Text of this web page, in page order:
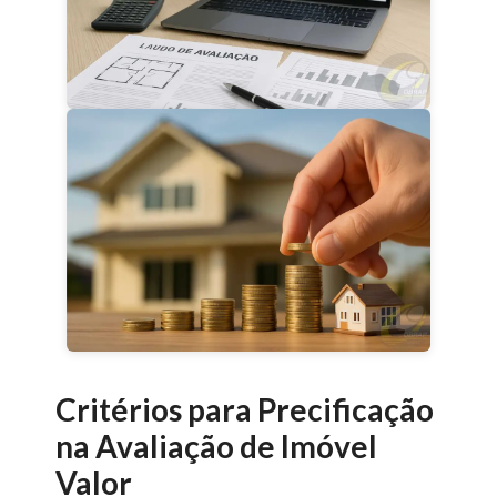
Critérios para Precificação
na Avaliação de Imóvel
Valor